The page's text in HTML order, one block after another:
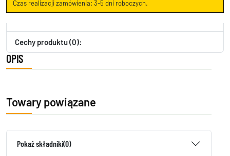
Czas realizacji zamówienia: 3-5 dni roboczych.
Cechy produktu (0):
OPIS
Towary powiązane
Pokaż składniki(0)